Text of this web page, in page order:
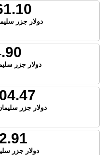
دولار جزر
دولار جزر
دولار جزر
دولار جزر